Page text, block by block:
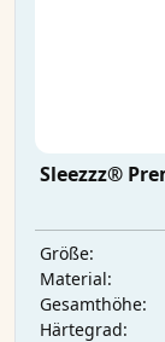
Sleezzz®
Größe:
Material:
Gesamthöhe:
Härtegrad: